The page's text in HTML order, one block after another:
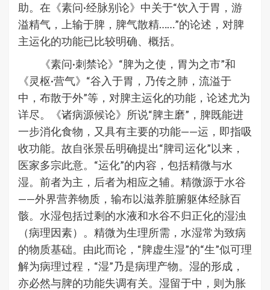
助。在《素问·经脉别论》中关于“饮入于胃，游
溢精气，上输于脾，脾气散精……”的论述，对脾
主运化的功能已比较明确、概括。
《素问·刺禁论》“脾为之使，胃为之市”和
《灵枢·营气》“谷入于胃，乃传之肺，流溢于
中，布散于外”等，对脾主运化的功能，论述尤为
详尽。《诸病源候论》所说“脾主磨”，脾既能进
一步消化食物，又具有主要的功能——运，即指吸
收功能。故自张景岳明确提出“脾司运化”以来，
医家多宗此意。“运化”的内容，包括精微与水
湿。前者为主，后者为相应之辅。精微源于水谷
——外界营养物质，输布以滋养脏腑躯体经脉百
骸。水湿包括过剩的水液和水谷不归正化的湿浊
（病理因素）。精微为生理所需，水湿常为致病
的物质基础。由此而论，“脾虚生湿”的“生”似可理
解为病理过程，“湿”乃是病理产物。湿的形成，
亦必然与脾的功能失调有关。湿留于中，则为胀